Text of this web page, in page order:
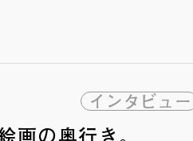
インタビュー